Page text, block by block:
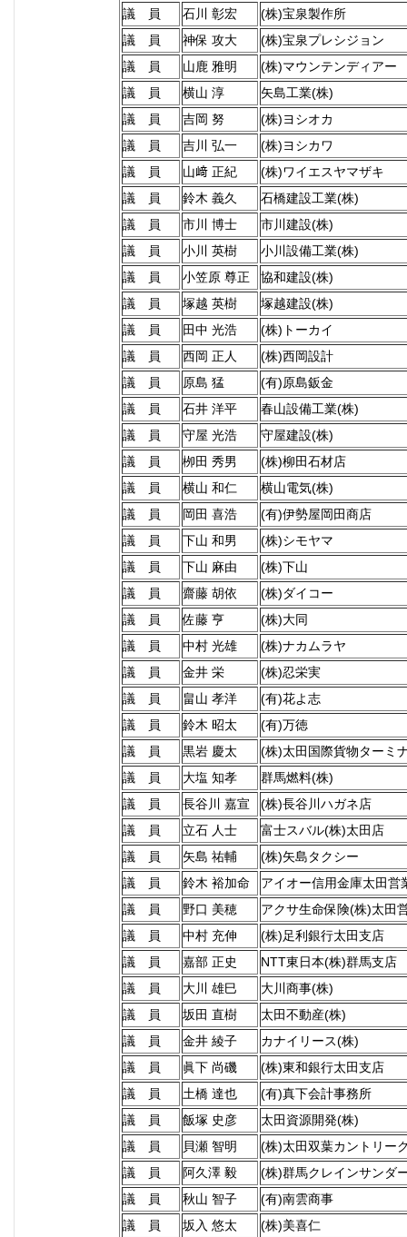
議 員
石川 彰宏
(株)宝泉製作所
議 員
神保 攻大
(株)宝泉プレシジョン
議 員
山鹿 雅明
(株)マウンテンディアー
議 員
横山 淳
矢島工業(株)
議 員
吉岡 努
(株)ヨシオカ
議 員
吉川 弘一
(株)ヨシカワ
議 員
山﨑 正紀
(株)ワイエスヤマザキ
議 員
鈴木 義久
石橋建設工業(株)
議 員
市川 博士
市川建設(株)
議 員
小川 英樹
小川設備工業(株)
議 員
小笠原 尊正
協和建設(株)
議 員
塚越 英樹
塚越建設(株)
議 員
田中 光浩
(株)トーカイ
議 員
西岡 正人
(株)西岡設計
議 員
原島 猛
(有)原島鈑金
議 員
石井 洋平
春山設備工業(株)
議 員
守屋 光浩
守屋建設(株)
議 員
栁田 秀男
(株)柳田石材店
議 員
横山 和仁
横山電気(株)
議 員
岡田 喜浩
(有)伊勢屋岡田商店
議 員
下山 和男
(株)シモヤマ
議 員
下山 麻由
(株)下山
議 員
齋藤 胡依
(株)ダイコー
議 員
佐藤 亨
(株)大同
議 員
中村 光雄
(株)ナカムラヤ
議 員
金井 栄
(株)忍栄実
議 員
畠山 孝洋
(有)花よ志
議 員
鈴木 昭太
(有)万徳
議 員
黒岩 慶太
(株)太田国際貨物ターミ
議 員
大塩 知孝
群馬燃料(株)
議 員
長谷川 嘉宣
(株)長谷川ハガネ店
議 員
立石 人士
富士スバル(株)太田店
議 員
矢島 祐輔
(株)矢島タクシー
議 員
鈴木 裕加命
アイオー信用金庫太田営
議 員
野口 美穂
アクサ生命保険(株)太田
議 員
中村 充伸
(株)足利銀行太田支店
議 員
嘉部 正史
NTT東日本(株)群馬支店
議 員
大川 雄巳
大川商事(株)
議 員
坂田 直樹
太田不動産(株)
議 員
金井 綾子
カナイリース(株)
議 員
眞下 尚磯
(株)東和銀行太田支店
議 員
土橋 達也
(有)真下会計事務所
議 員
飯塚 史彦
太田資源開発(株)
議 員
貝瀬 智明
(株)太田双葉カントリー
議 員
阿久澤 毅
(株)群馬クレインサンダ
議 員
秋山 智子
(有)南雲商事
議 員
坂入 悠太
(株)美喜仁